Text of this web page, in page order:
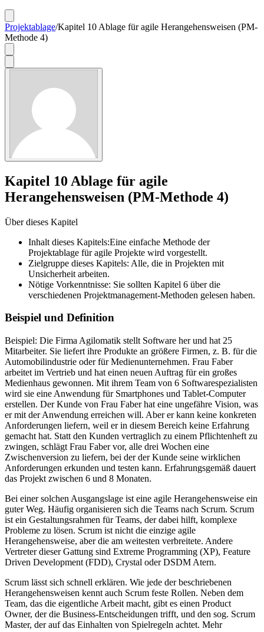
Projektablage/Kapitel 10 Ablage für agile Herangehensweisen (PM-
Methode 4)
Kapitel 10 Ablage für agile
Herangehensweisen (PM-Methode 4)
Über dieses Kapitel
Inhalt dieses Kapitels:Eine einfache Methode der
Projektablage für agile Projekte wird vorgestellt.
Zielgruppe dieses Kapitels: Alle, die in Projekten mit
Unsicherheit arbeiten.
Nötige Vorkenntnisse: Sie sollten Kapitel 6 über die
verschiedenen Projektmanagement-Methoden gelesen haben.
Beispiel und Definition
Beispiel: Die Firma Agilomatik stellt Software her und hat 25
Mitarbeiter. Sie liefert ihre Produkte an größere Firmen, z. B. für die
Automobilindustrie oder für Medienunternehmen. Frau Faber
arbeitet im Vertrieb und hat einen neuen Auftrag für ein großes
Medienhaus gewonnen. Mit ihrem Team von 6 Softwarespezialisten
wird sie eine Anwendung für Smartphones und Tablet-Computer
erstellen. Der Kunde von Frau Faber hat eine ungefähre Vision, was
er mit der Anwendung erreichen will. Aber er kann keine konkreten
Anforderungen liefern, weil er in diesem Bereich keine Erfahrung
gemacht hat. Statt den Kunden vertraglich zu einem Pflichtenheft zu
zwingen, schlägt Frau Faber vor, alle drei Wochen eine
Zwischenversion zu liefern, bei der der Kunde seine wirklichen
Anforderungen erkunden und testen kann. Erfahrungsgemäß dauert
das Projekt zwischen 6 und 8 Monaten.
Bei einer solchen Ausgangslage ist eine agile Herangehensweise ein
guter Weg. Häufig organisieren sich die Teams nach Scrum. Scrum
ist ein Gestaltungsrahmen für Teams, der dabei hilft, komplexe
Probleme zu lösen. Scrum ist nicht die einzige agile
Herangehensweise, aber die am weitesten verbreitete. Andere
Vertreter dieser Gattung sind Extreme Programming (XP), Feature
Driven Development (FDD), Crystal oder DSDM Atern.
Scrum lässt sich schnell erklären. Wie jede der beschriebenen
Herangehensweisen kennt auch Scrum feste Rollen. Neben dem
Team, das die eigentliche Arbeit macht, gibt es einen Product
Owner, der die Business-Entscheidungen trifft, und den sog. Scrum
Master, der auf das Einhalten von Spielregeln achtet. Mehr